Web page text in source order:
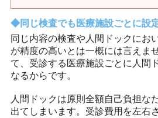
同じ検査でも医療施設ごとに設
同じ内容の検査や人間ドックにお
が精度の高いとは一概には言えま
て、受診する医療施設ごとに人間
なるからです。
人間ドックは原則全額自己負担な
出てしまいます。受診費用を左右